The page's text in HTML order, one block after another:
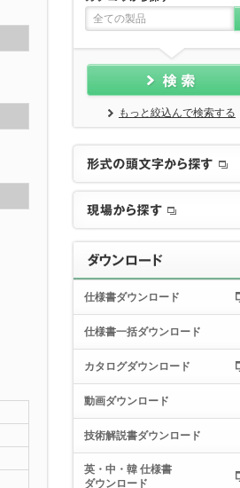
計装豆知識
MGMTオンラインストア（外部サイト）
全ての製品
もっと絞込んで検索する
仕様書ダウンロード
仕様書一括ダウンロード
カタログダウンロード
動画ダウンロード
技術解説書ダウンロード
英・中・韓 仕様書
ダウンロード